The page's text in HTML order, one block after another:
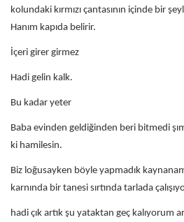
kolundaki kırmızı çantasının içinde bir
Hanım kapıda belirir.
İçeri girer girmez
Hadi gelin kalk.
Bu kadar yeter
Baba evinden geldiğinden beri bitmedi
ki hamilesin.
Biz loğusayken böyle yapmadık
karnında bir tanesi sırtında tarlada
hadi çık artık şu yataktan geç kalıyorum